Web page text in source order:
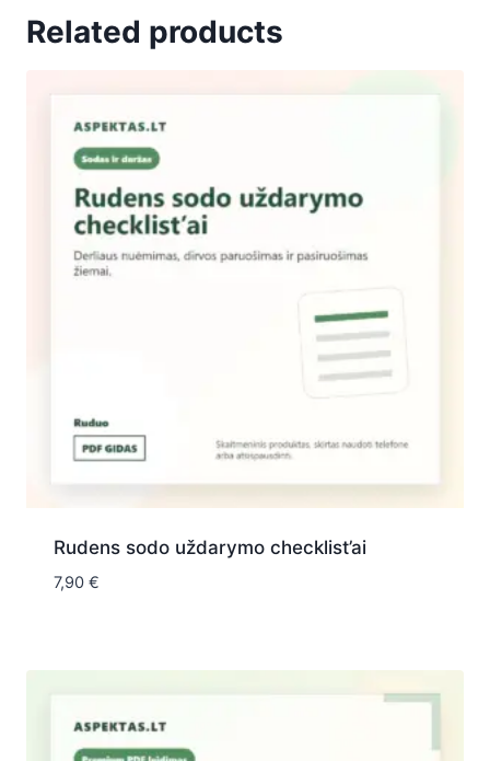
Related products
Rudens sodo uždarymo checklist’ai
7,90 €